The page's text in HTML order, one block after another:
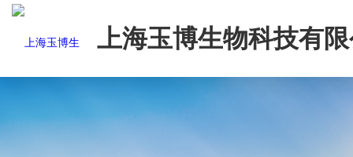
上海玉博生物科技有